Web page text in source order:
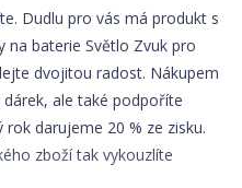
Dudlu pro vás má produkt s
na baterie Světlo Zvuk pro
dvojitou radost. Nákupem
ale také podpoříte
darujeme 20 % ze zisku.
zboží tak vykouzlíte